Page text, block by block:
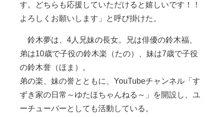
す。どちらも応援していただけると嬉しいです！！
よろしくお願いします」と呼び掛けた。
鈴木夢は、4人兄妹の長女。兄は俳優の鈴木福、
弟は10歳で子役の鈴木楽（たの）、妹は7歳で子役
の鈴木誉（ほま）。
弟の楽、妹の誉とともに、YouTubeチャンネル「す
ずき家の日常～ゆたほちゃんねる～」を開設し、ユ
ーチューバーとしても活動している。